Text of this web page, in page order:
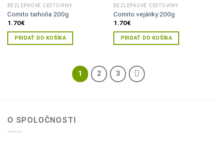
BEZLEPKOVÉ CESTOVINY
Cornito tarhoňa 200g
1.70€
PRIDAŤ DO KOŠÍKA
BEZLEPKOVÉ CESTOVINY
Cornito vejáriky 200g
1.70€
PRIDAŤ DO KOŠÍKA
1 2 3
O SPOLOČNOSTI